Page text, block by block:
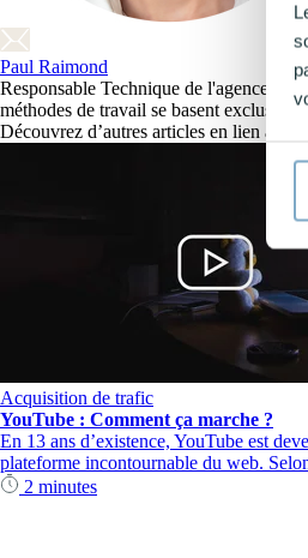
Paul Raimond
Responsable Technique de l'agence
méthodes de travail se basent
Découvrez d’autres articles en lien avec
Acquisition de trafic
YouTube : Comment ça marche ?
En 13 ans d’existence, YouTube est
plateforme incontournable du web.
2 minutes